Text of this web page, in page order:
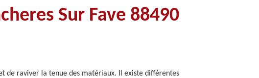
Sur Fave 88490
de raviver la tenue des matériaux. Il existe différentes